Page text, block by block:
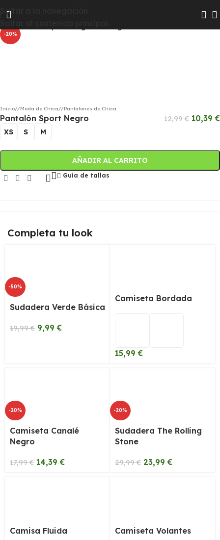
Saltar a la navegación
para que te resulte más fácil encontrar todas las
novedades
-20%
Inicio/ Moda de Chica/ Pantalones de Chica
Pantalón Sport Negro 12,99€ 10,39€
XS S M
AÑADIR AL CARRITO
Guía de tallas
Completa tu look
-50%
Sudadera Verde Básica
19,99€ 9,99€
Camiseta Bordada
15,99€
-20%
Camiseta Canalé
Negro
17,99€ 14,39€
-20%
Sudadera The Rolling
Stone
29,99€ 23,99€
Camisa Fluida Camiseta Volantes